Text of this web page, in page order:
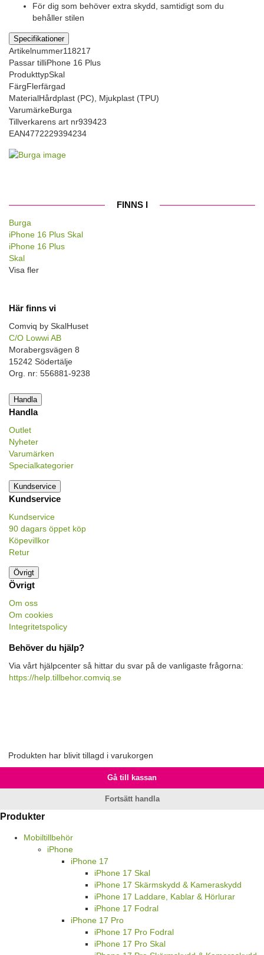
För dig som behöver extra skydd, samtidigt som du
behåller stilen
Specifikationer
Artikelnummer118217
Passar tilliPhone 16 Plus
ProdukttypSkal
FärgFlerfärgad
MaterialHårdplast (PC), Mjukplast (TPU)
VarumärkeBurga
Tillverkarens art nr939423
EAN4772229394234
FINNS I
Burga
iPhone 16 Plus Skal
iPhone 16 Plus
Skal
Visa fler
Här finns vi
Comviq by SkalHuset
C/O Lowwi AB
Morabergsvägen 8
15242 Södertälje
Org. nr: 556881-9238
Handla
Handla
Outlet
Nyheter
Varumärken
Specialkategorier
Kundservice
Kundservice
Kundservice
90 dagars öppet köp
Köpevillkor
Retur
Övrigt
Övrigt
Om oss
Om cookies
Integritetspolicy
Behöver du hjälp?
Via vårt hjälpcenter så hittar du svar på de vanligaste frågorna:
https://help.tillbehor.comviq.se
Produkten har blivit tillagd i varukorgen
Gå till kassan
Fortsätt handla
Produkter
Mobiltillbehör
iPhone
iPhone 17
iPhone 17 Skal
iPhone 17 Skärmskydd & Kameraskydd
iPhone 17 Laddare, Kablar & Hörlurar
iPhone 17 Fodral
iPhone 17 Pro
iPhone 17 Pro Fodral
iPhone 17 Pro Skal